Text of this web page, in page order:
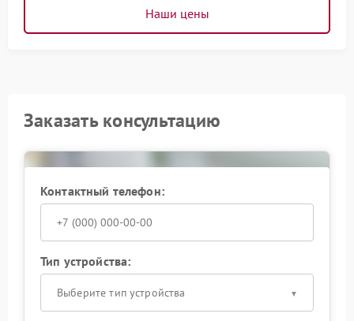
Наши цены
Заказать консультацию
Контактный телефон:
Тип устройства:
Выберите тип устройства